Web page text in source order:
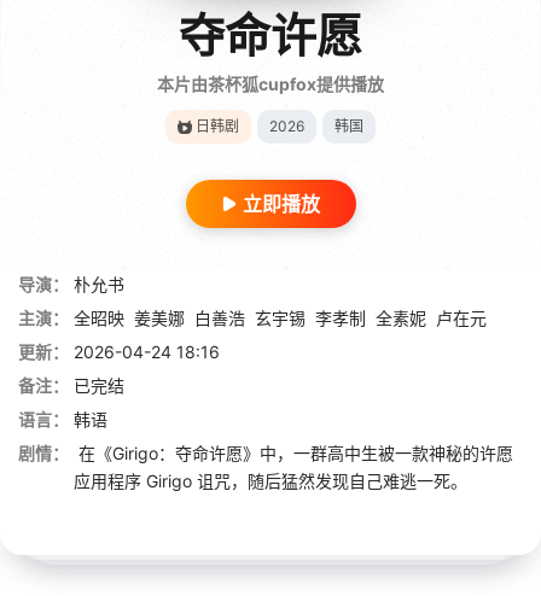
夺命许愿
本片由茶杯狐cupfox提供播放
日韩剧 2026 韩国
立即播放
导演：
朴允书
主演：
全昭映 姜美娜 白善浩 玄宇锡 李孝制 全素妮
卢在元
更新：
2026-04-24 18:16
备注：
已完结
语言：
韩语
剧情：
在《Girigo：夺命许愿》中，一群高中生被一款神秘的许愿
应用程序 Girigo 诅咒，随后猛然发现自己难逃一死。